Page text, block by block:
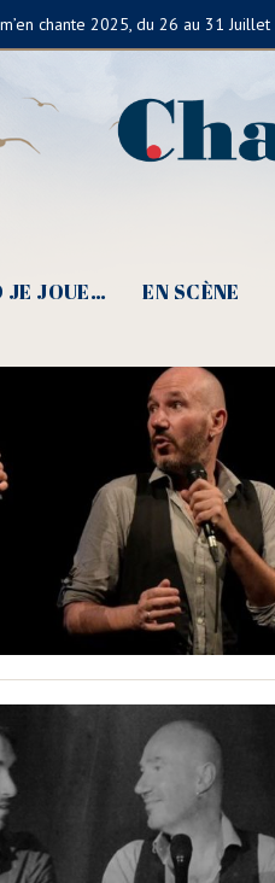
chante 2025, du 26 au 31 Juillet
JE JOUE… EN SCÈNE